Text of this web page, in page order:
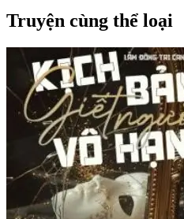
Truyện cùng thể loại